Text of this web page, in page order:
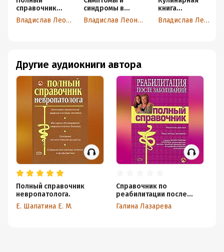
справочник
невропатолога.Владислав Леонкин
синдромы в
терапии и
хирургии
Владислав Леонкин
книга
диабетика
Владислав Леонкин
Другие аудиокниги автора
Полный справочник
невропатолога.
Е. Шапатина Е. М.
Справочник по
реабилитации после
заболеваний
Галина Лазарева